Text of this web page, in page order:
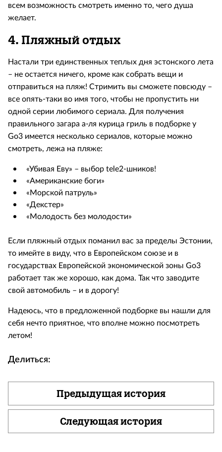
всем возможность смотреть именно то, чего душа
желает.
4. Пляжный отдых
Настали три единственных теплых дня эстонского лета
– не остается ничего, кроме как собрать вещи и
отправиться на пляж! Стримить вы сможете повсюду –
все опять-таки во имя того, чтобы не пропустить ни
одной серии любимого сериала. Для получения
правильного загара а-ля курица гриль в подборке у
Go3 имеется несколько сериалов, которые можно
смотреть, лежа на пляже:
«Убивая Еву» – выбор tele2-шников!
«Американские боги»
«Морской патруль»
«Декстер»
«Молодость без молодости»
Если пляжный отдых поманил вас за пределы Эстонии,
то имейте в виду, что в Европейском союзе и в
государствах Европейской экономической зоны Go3
работает так же хорошо, как дома. Так что заводите
свой автомобиль – и в дорогу!
Надеюсь, что в предложенной подборке вы нашли для
себя нечто приятное, что вполне можно посмотреть
летом!
Делиться:
Предыдущая история
Следующая история